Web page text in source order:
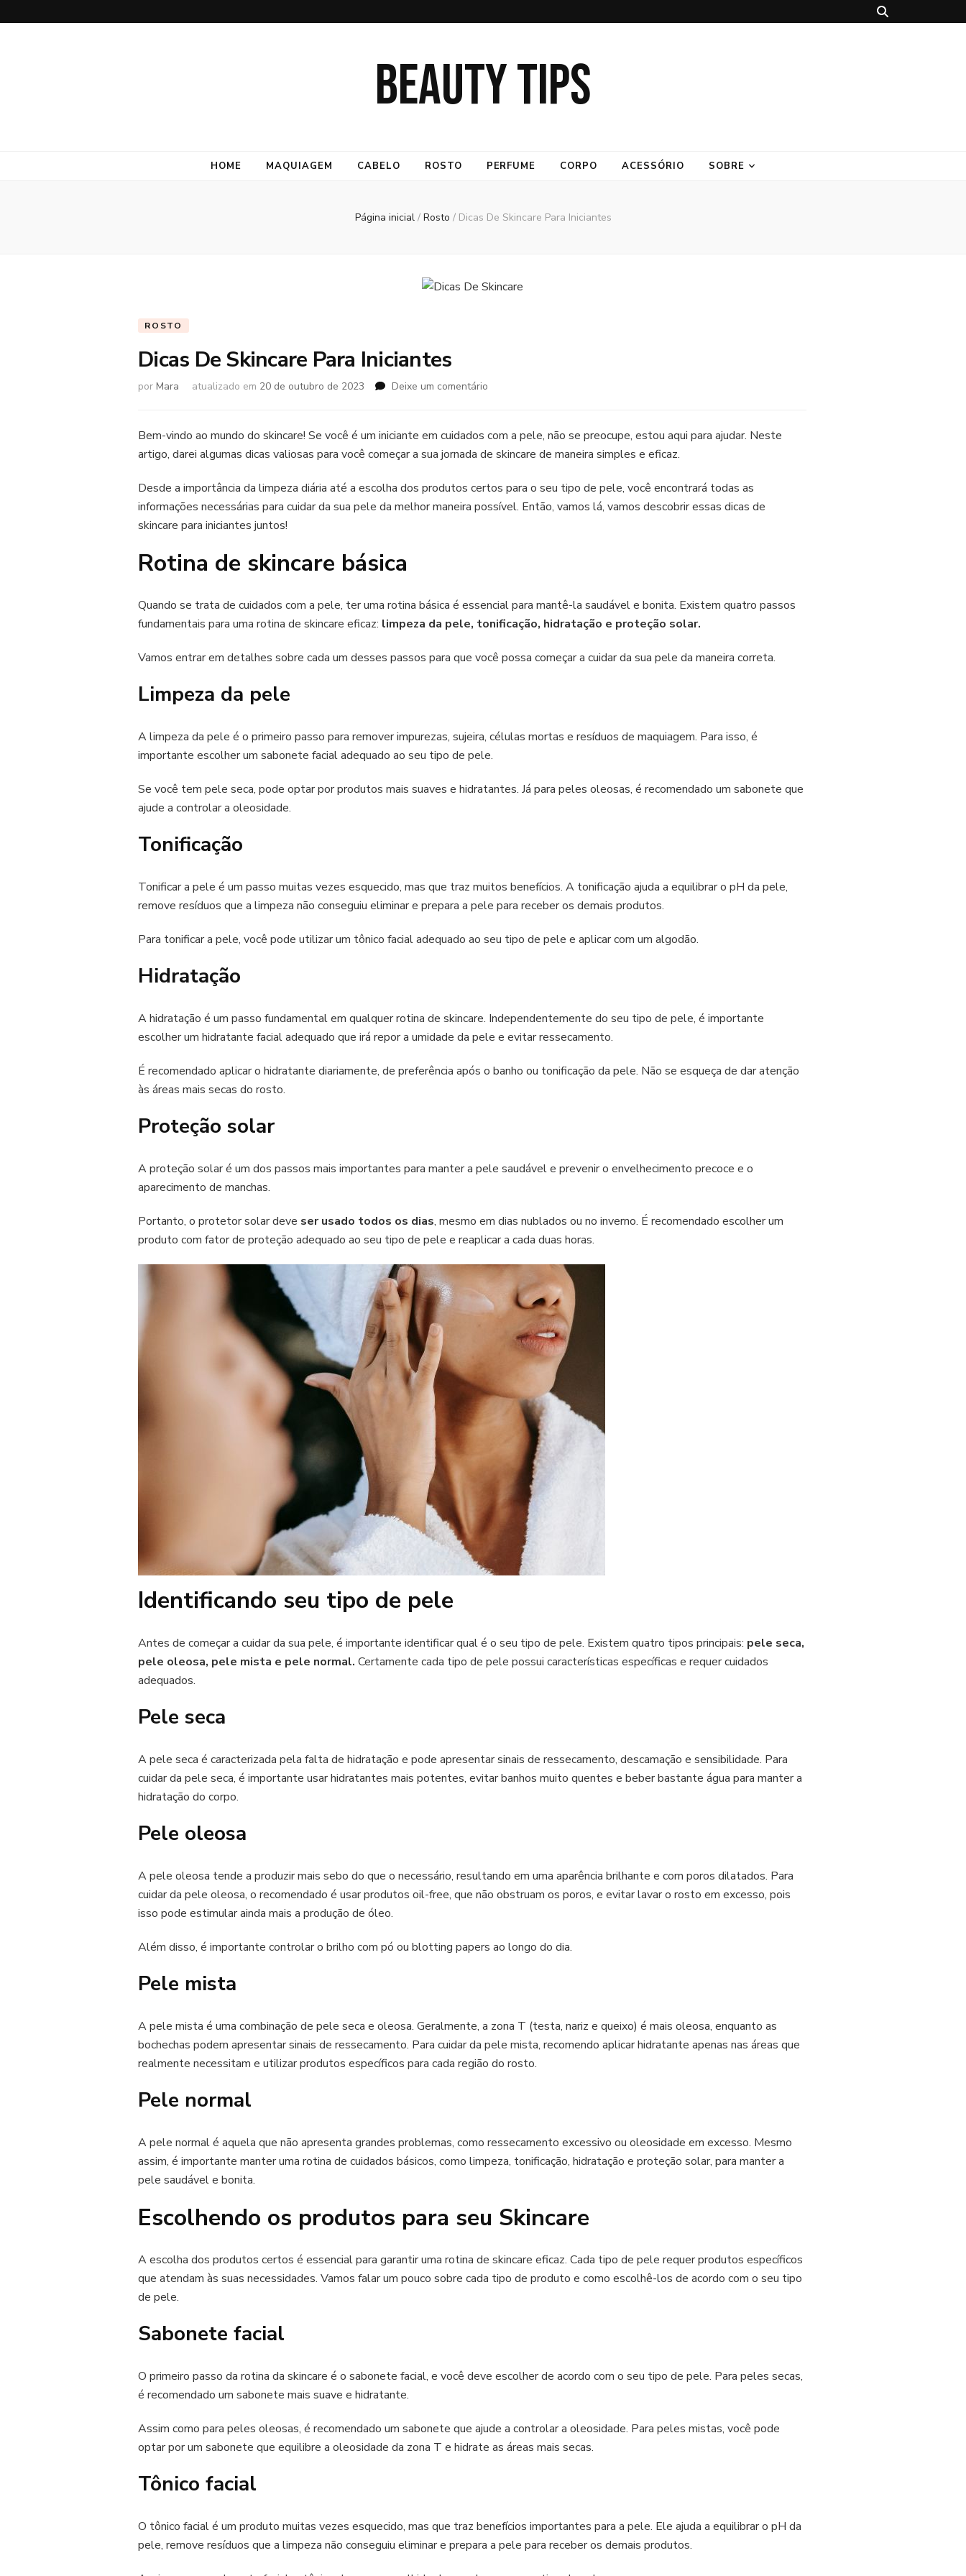
BEAUTY TIPS
HOME MAQUIAGEM CABELO ROSTO PERFUME CORPO ACESSÓRIO SOBRE
Página inicial / Rosto / Dicas De Skincare Para Iniciantes
ROSTO
Dicas De Skincare Para Iniciantes
por Mara atualizado em 20 de outubro de 2023 Deixe um comentário
Skincare
Iniciantes
Bem-vindo ao mundo do skincare! Se você é um iniciante em cuidados com a pele, não se preocupe, estou aqui para ajudar. Neste
artigo, darei algumas dicas valiosas para você começar a sua jornada de skincare de maneira simples e eficaz.
Desde a importância da limpeza diária até a escolha dos produtos certos para o seu tipo de pele, você encontrará todas as
informações necessárias para cuidar da sua pele da melhor maneira possível. Então, vamos lá, vamos descobrir essas dicas de
skincare para iniciantes juntos!
Rotina de skincare básica
Quando se trata de cuidados com a pele, ter uma rotina básica é essencial para mantê-la saudável e bonita. Existem quatro passos
fundamentais para uma rotina de skincare eficaz: limpeza da pele, tonificação, hidratação e proteção solar.
Vamos entrar em detalhes sobre cada um desses passos para que você possa começar a cuidar da sua pele da maneira correta.
Limpeza da pele
A limpeza da pele é o primeiro passo para remover impurezas, sujeira, células mortas e resíduos de maquiagem. Para isso, é
importante escolher um sabonete facial adequado ao seu tipo de pele.
Se você tem pele seca, pode optar por produtos mais suaves e hidratantes. Já para peles oleosas, é recomendado um sabonete que
ajude a controlar a oleosidade.
Tonificação
Tonificar a pele é um passo muitas vezes esquecido, mas que traz muitos benefícios. A tonificação ajuda a equilibrar o pH da pele,
remove resíduos que a limpeza não conseguiu eliminar e prepara a pele para receber os demais produtos.
Para tonificar a pele, você pode utilizar um tônico facial adequado ao seu tipo de pele e aplicar com um algodão.
Hidratação
A hidratação é um passo fundamental em qualquer rotina de skincare. Independentemente do seu tipo de pele, é importante
escolher um hidratante facial adequado que irá repor a umidade da pele e evitar ressecamento.
É recomendado aplicar o hidratante diariamente, de preferência após o banho ou tonificação da pele. Não se esqueça de dar atenção
às áreas mais secas do rosto.
Proteção solar
A proteção solar é um dos passos mais importantes para manter a pele saudável e prevenir o envelhecimento precoce e o
aparecimento de manchas.
Portanto, o protetor solar deve ser usado todos os dias, mesmo em dias nublados ou no inverno. É recomendado escolher um
produto com fator de proteção adequado ao seu tipo de pele e reaplicar a cada duas horas.
Identificando seu tipo de pele
Antes de começar a cuidar da sua pele, é importante identificar qual é o seu tipo de pele. Existem quatro tipos principais: pele seca,
pele oleosa, pele mista e pele normal. Certamente cada tipo de pele possui características específicas e requer cuidados
adequados.
Pele seca
A pele seca é caracterizada pela falta de hidratação e pode apresentar sinais de ressecamento, descamação e sensibilidade. Para
cuidar da pele seca, é importante usar hidratantes mais potentes, evitar banhos muito quentes e beber bastante água para manter a
hidratação do corpo.
Pele oleosa
A pele oleosa tende a produzir mais sebo do que o necessário, resultando em uma aparência brilhante e com poros dilatados. Para
cuidar da pele oleosa, o recomendado é usar produtos oil-free, que não obstruam os poros, e evitar lavar o rosto em excesso, pois
isso pode estimular ainda mais a produção de óleo.
Além disso, é importante controlar o brilho com pó ou blotting papers ao longo do dia.
Pele mista
A pele mista é uma combinação de pele seca e oleosa. Geralmente, a zona T (testa, nariz e queixo) é mais oleosa, enquanto as
bochechas podem apresentar sinais de ressecamento. Para cuidar da pele mista, recomendo aplicar hidratante apenas nas áreas que
realmente necessitam e utilizar produtos específicos para cada região do rosto.
Pele normal
A pele normal é aquela que não apresenta grandes problemas, como ressecamento excessivo ou oleosidade em excesso. Mesmo
assim, é importante manter uma rotina de cuidados básicos, como limpeza, tonificação, hidratação e proteção solar, para manter a
pele saudável e bonita.
Escolhendo os produtos para seu Skincare
A escolha dos produtos certos é essencial para garantir uma rotina de skincare eficaz. Cada tipo de pele requer produtos específicos
que atendam às suas necessidades. Vamos falar um pouco sobre cada tipo de produto e como escolhê-los de acordo com o seu tipo
de pele.
Sabonete facial
O primeiro passo da rotina da skincare é o sabonete facial, e você deve escolher de acordo com o seu tipo de pele. Para peles secas,
é recomendado um sabonete mais suave e hidratante.
Assim como para peles oleosas, é recomendado um sabonete que ajude a controlar a oleosidade. Para peles mistas, você pode
optar por um sabonete que equilibre a oleosidade da zona T e hidrate as áreas mais secas.
Tônico facial
O tônico facial é um produto muitas vezes esquecido, mas que traz benefícios importantes para a pele. Ele ajuda a equilibrar o pH da
pele, remove resíduos que a limpeza não conseguiu eliminar e prepara a pele para receber os demais produtos.